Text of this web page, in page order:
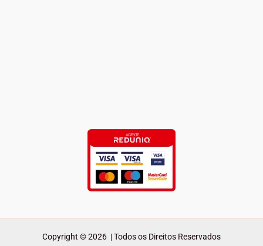
Copyright © 2026 | Todos os Direitos Reservados